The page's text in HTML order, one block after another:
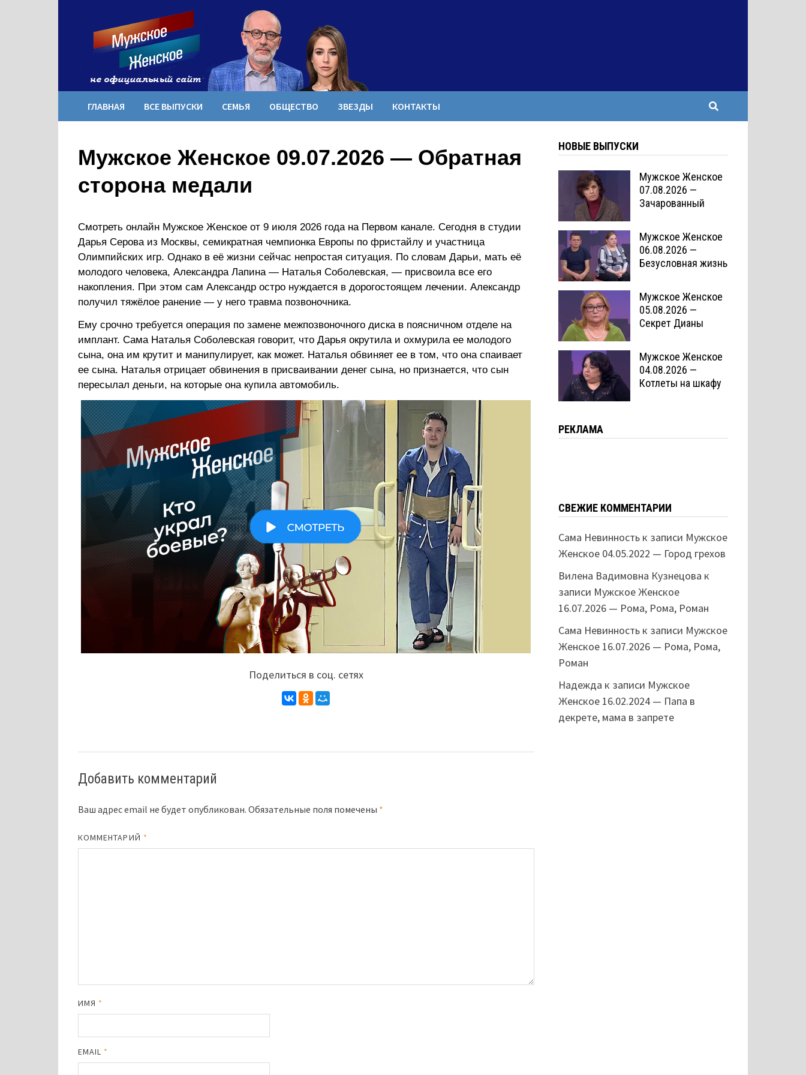
содержимому
ГЛАВНАЯ ВСЕ ВЫПУСКИ СЕМЬЯ ОБЩЕСТВО ЗВЕЗДЫ КОНТАКТЫ
Мужское Женское 09.07.2026 — Обратная
сторона медали
Смотреть онлайн Мужское Женское от 9 июля 2026 года на Первом канале. Сегодня в студии
Дарья Серова из Москвы, семикратная чемпионка Европы по фристайлу и участница
Олимпийских игр. Однако в её жизни сейчас непростая ситуация. По словам Дарьи, мать её
молодого человека, Александра Лапина — Наталья Соболевская, — присвоила все его
накопления. При этом сам Александр остро нуждается в дорогостоящем лечении. Александр
получил тяжёлое ранение — у него травма позвоночника.
Ему срочно требуется операция по замене межпозвоночного диска в поясничном отделе на
имплант. Сама Наталья Соболевская говорит, что Дарья окрутила и охмурила ее молодого
сына, она им крутит и манипулирует, как может. Наталья обвиняет ее в том, что она спаивает
ее сына. Наталья отрицает обвинения в присваивании денег сына, но признается, что сын
пересылал деньги, на которые она купила автомобиль.
Поделиться в соц. сетях
Добавить комментарий
Ваш адрес email не будет опубликован. Обязательные поля помечены *
КОММЕНТАРИЙ *
ИМЯ *
EMAIL *
НОВЫЕ ВЫПУСКИ
Мужское Женское
07.08.2026 —
Зачарованный
Мужское Женское
06.08.2026 —
Безусловная жизнь
Мужское Женское
05.08.2026 —
Секрет Дианы
Мужское Женское
04.08.2026 —
Котлеты на шкафу
РЕКЛАМА
СВЕЖИЕ КОММЕНТАРИИ
Сама Невинностьк записи Мужское
Женское 04.05.2022 — Город грехов
Вилена Вадимовна Кузнецова к
записи Мужское Женское
16.07.2026 — Рома, Рома, Роман
Сама Невинностьк записи Мужское
Женское 16.07.2026 — Рома, Рома,
Роман
Надежда к записи Мужское
Женское 16.02.2024 — Папа в
декрете, мама в запрете